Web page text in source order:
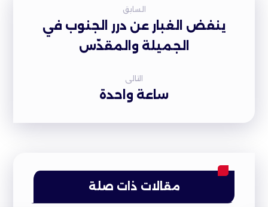
السابق
ينفض الغبار عن درر الجنوب في
الجميلة والمقدّس
التالى
ساعة واحدة
مقالات ذات صلة